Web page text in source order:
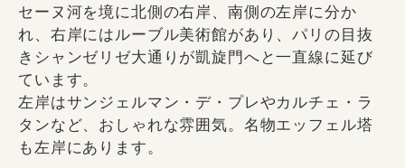
セーヌ河を境に北側の右岸、南側の左岸に分か
れ、右岸にはルーブル美術館があり、パリの目抜
きシャンゼリゼ大通りが凱旋門へと一直線に延び
ています。
左岸はサンジェルマン・デ・プレやカルチェ・ラ
タンなど、おしゃれな雰囲気。名物エッフェル塔
も左岸にあります。